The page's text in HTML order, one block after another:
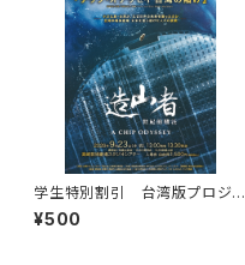
学生特別割引 台湾版プロジェ
クトX「造山者」一枚のチップが、
世界を変える―ドキュメンタリー
¥500